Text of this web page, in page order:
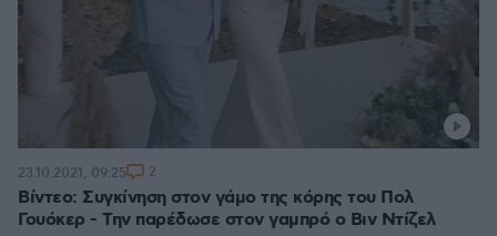
Βίντεο: Συγκίνηση στον γάμο της κόρης του Πολ
Γουόκερ - Την παρέδωσε στον γαμπρό ο Βιν Ντίζελ
23.10.2021, 09:25 2